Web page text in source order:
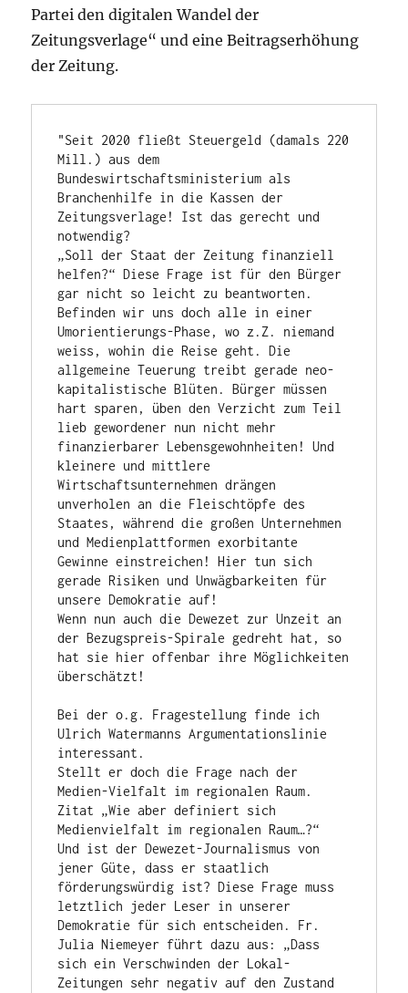
Partei den digitalen Wandel der
Zeitungsverlage“ und eine Beitragserhöhung
der Zeitung.
"Seit 2020 fließt Steuergeld (damals 220
Mill.) aus dem
Bundeswirtschaftsministerium als
Branchenhilfe in die Kassen der
Zeitungsverlage! Ist das gerecht und
notwendig?
„Soll der Staat der Zeitung finanziell
helfen?“ Diese Frage ist für den Bürger
gar nicht so leicht zu beantworten.
Befinden wir uns doch alle in einer
Umorientierungs-Phase, wo z.Z. niemand
weiss, wohin die Reise geht. Die
allgemeine Teuerung treibt gerade neo-
kapitalistische Blüten. Bürger müssen
hart sparen, üben den Verzicht zum Teil
lieb gewordener nun nicht mehr
finanzierbarer Lebensgewohnheiten! Und
kleinere und mittlere
Wirtschaftsunternehmen drängen
unverholen an die Fleischtöpfe des
Staates, während die großen Unternehmen
und Medienplattformen exorbitante
Gewinne einstreichen! Hier tun sich
gerade Risiken und Unwägbarkeiten für
unsere Demokratie auf!
Wenn nun auch die Dewezet zur Unzeit an
der Bezugspreis-Spirale gedreht hat, so
hat sie hier offenbar ihre Möglichkeiten
überschätzt!
Bei der o.g. Fragestellung finde ich
Ulrich Watermanns Argumentationslinie
interessant.
Stellt er doch die Frage nach der
Medien-Vielfalt im regionalen Raum.
Zitat „Wie aber definiert sich
Medienvielfalt im regionalen Raum…?“
Und ist der Dewezet-Journalismus von
jener Güte, dass er staatlich
förderungswürdig ist? Diese Frage muss
letztlich jeder Leser in unserer
Demokratie für sich entscheiden. Fr.
Julia Niemeyer führt dazu aus: „Dass
sich ein Verschwinden der Lokal-
Zeitungen sehr negativ auf den Zustand